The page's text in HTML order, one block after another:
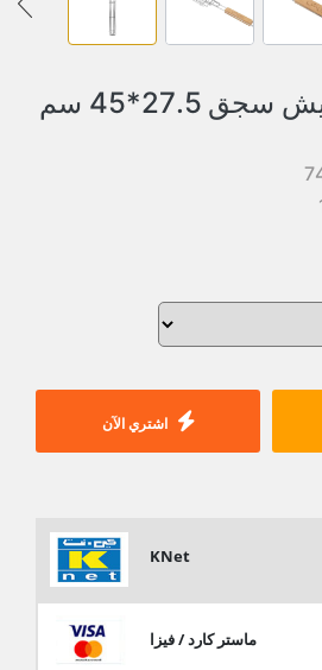
شبك شوي العايش سجق 27.5*45 سم
اشتري الآن
KNet
ماستر كارد / فيزا